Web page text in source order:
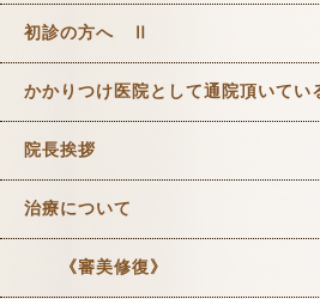
初診の方へ Ⅱ
かかりつけ医院として通院頂いてい
院長挨拶
治療について
《審美修復》